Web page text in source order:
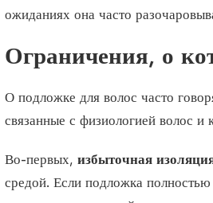
ожиданиях она часто
Ограничения, о
О подложке для волос часто
связанные с физиологией волос и
Во-первых, избыточная
средой. Если подложка